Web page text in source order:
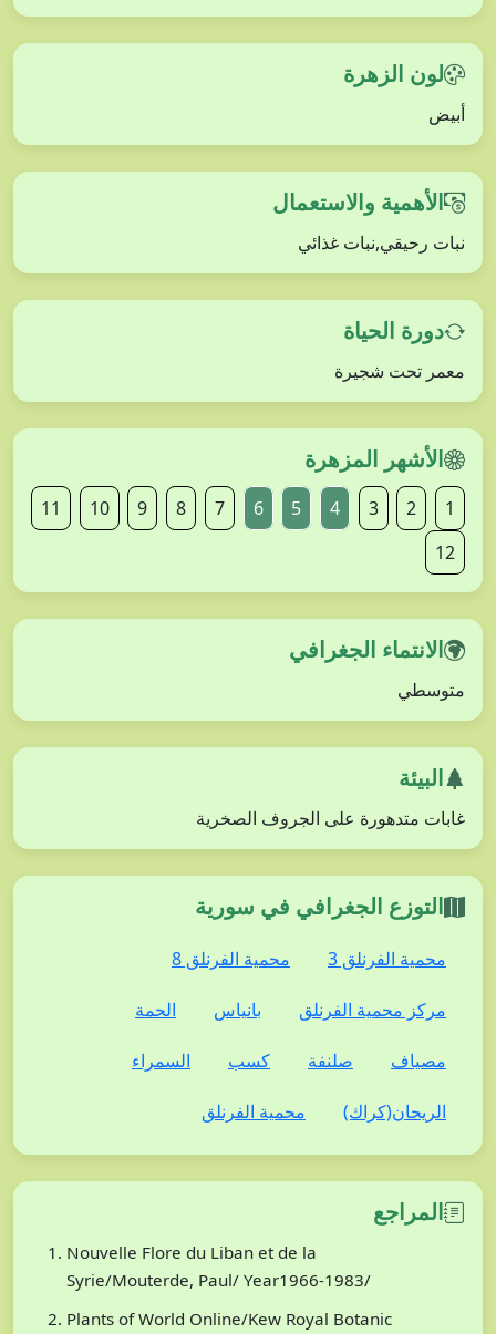
لون الزهرة
أبيض
الأهمية والاستعمال
نبات رحيقي,نبات غذائي
دورة الحياة
معمر تحت شجيرة
الأشهر المزهرة
1
2
3
4
5
6
7
8
9
10
11
12
الانتماء الجغرافي
متوسطي
البيئة
غابات متدهورة على الجروف الصخرية
التوزع الجغرافي في سورية
محمية الفرنلق 3 محمية الفرنلق 8
مركز محمية الفرنلق بانياس الحمة
مصياف صلنفة كسب السمراء
الريحان(كراك) محمية الفرنلق
المراجع
Nouvelle Flore du Liban et de la
Syrie/Mouterde, Paul/ Year1966-1983/
Plants of World Online/Kew Royal Botanic